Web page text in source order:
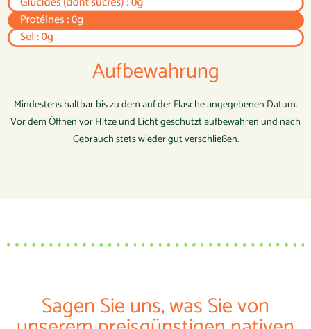
Aufbewahrung
Mindestens haltbar bis zu dem auf der Flasche angegebenen Datum.
Vor dem Öffnen vor Hitze und Licht geschützt aufbewahren und nach
Gebrauch stets wieder gut verschließen.
Sagen Sie uns, was Sie von